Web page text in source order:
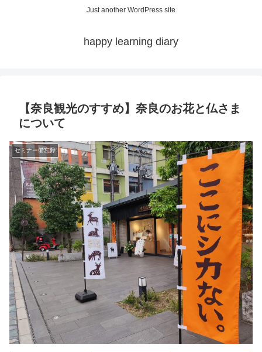
Just another WordPress site
happy learning diary
【奈良観光のすすめ】奈良のお花と仏さま
について
セミナー備忘録